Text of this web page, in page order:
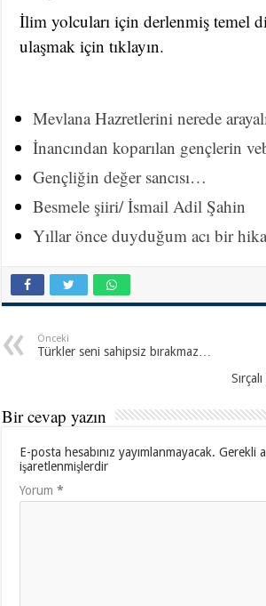
İlim yolcuları için derlenmiş temel
ulaşmak için tıklayın.
Mevlana Hazretlerini nerede
İnancından koparılan gençlerin
Gençliğin değer sancısı…
Besmele şiiri/ İsmail Adil Şahin
Yıllar önce duyduğum acı bir
Önceki
Türkler seni sahipsiz bırakmaz…
Bir cevap yazın
E-posta hesabınız yayımlanmayacak. Gerekli
işaretlenmişlerdir
Yorum*